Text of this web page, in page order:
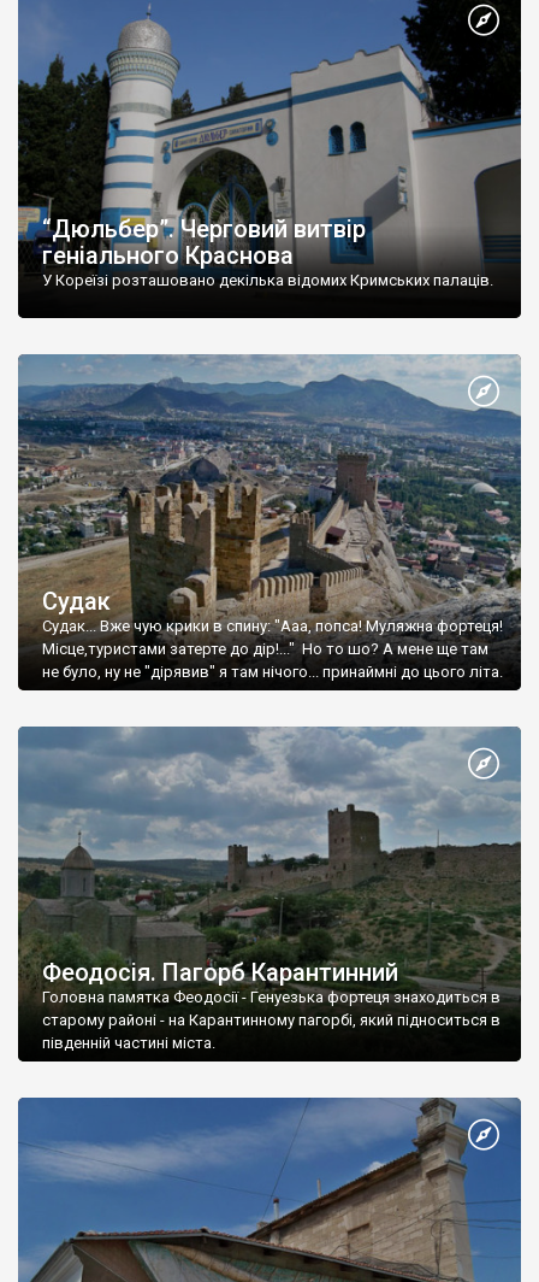
“Дюльбер”. Черговий витвір
геніального Краснова
У Кореїзі розташовано декілька відомих Кримських палаців.
Судак
Судак... Вже чую крики в спину: "Ааа, попса! Муляжна фортеця!
Місце,туристами затерте до дір!..." Но то шо? А мене ще там
не було, ну не "дірявив" я там нічого... принаймні до цього літа.
Феодосія. Пагорб Карантинний
Головна памятка Феодосії - Генуезька фортеця знаходиться в
старому районі - на Карантинному пагорбі, який підноситься в
південній частині міста.